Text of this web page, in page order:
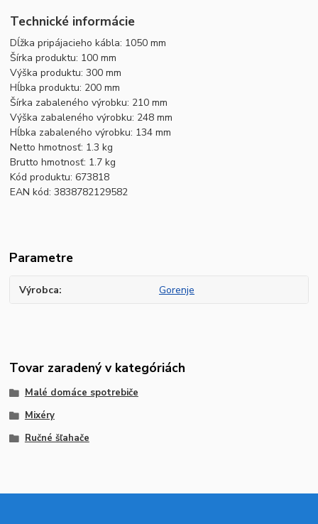
Technické informácie
Dĺžka pripájacieho kábla: 1050 mm
Šírka produktu: 100 mm
Výška produktu: 300 mm
Hĺbka produktu: 200 mm
Šírka zabaleného výrobku: 210 mm
Výška zabaleného výrobku: 248 mm
Hĺbka zabaleného výrobku: 134 mm
Netto hmotnosť: 1.3 kg
Brutto hmotnosť: 1.7 kg
Kód produktu: 673818
EAN kód: 3838782129582
Parametre
Výrobca Gorenje
Tovar zaradený v kategóriách
Malé domáce spotrebiče
Mixéry
Ručné šľahače